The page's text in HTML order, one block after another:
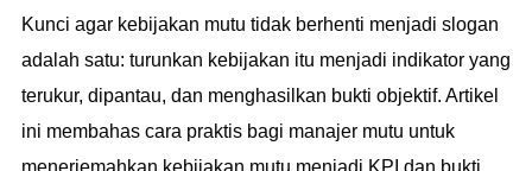
Kunci agar kebijakan mutu tidak berhenti menjadi slogan
adalah satu: turunkan kebijakan itu menjadi indikator yang
terukur, dipantau, dan menghasilkan bukti objektif. Artikel
ini membahas cara praktis bagi manajer mutu untuk
menerjemahkan kebijakan mutu menjadi KPI dan bukti